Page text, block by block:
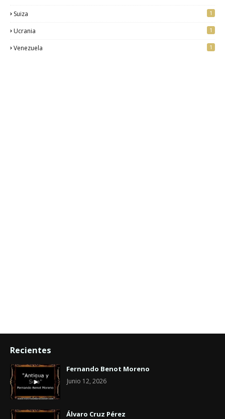
Suiza
1
Ucrania 1
Venezuela 1
Recientes
Fernando Benot Moreno
Junio 12, 2026
Álvaro Cruz Pérez